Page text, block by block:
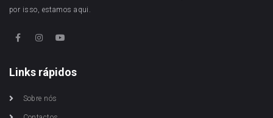
por isso, estamos aqui.
Links rápidos
Sobre nós